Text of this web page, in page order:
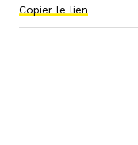
Copier le lien